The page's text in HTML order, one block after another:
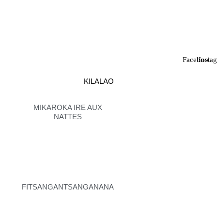
Facebook
KILALAO
MIKAROKA IRE AUX
NATTES
FITSANGANTSANGANANA